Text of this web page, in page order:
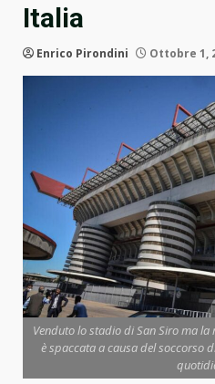
Italia
Enrico Pirondini Ottobre 1,
Venduto lo stadio di San Siro ma
è spaccata a causa del soccorso